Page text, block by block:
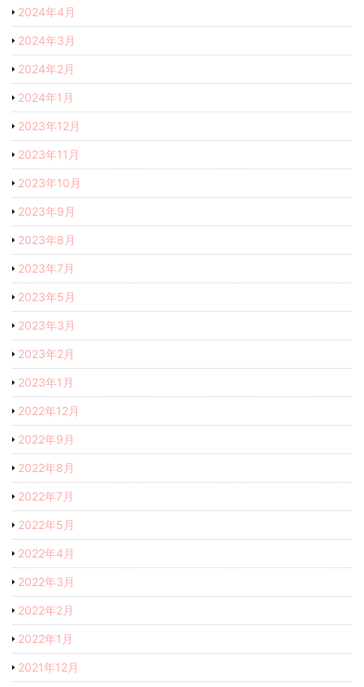
2024年4月
2024年3月
2024年2月
2024年1月
2023年12月
2023年11月
2023年10月
2023年9月
2023年8月
2023年7月
2023年5月
2023年3月
2023年2月
2023年1月
2022年12月
2022年9月
2022年8月
2022年7月
2022年5月
2022年4月
2022年3月
2022年2月
2022年1月
2021年12月